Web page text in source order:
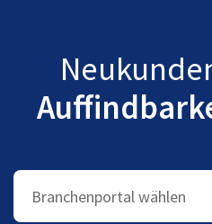
Branchenportal wählen